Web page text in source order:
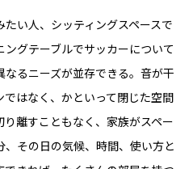
い人、シッティングスペースで
グテーブルでサッカーについて
るニーズが並存できる。音が干
はなく、かといって閉じた空間
離すこともなく、家族がスペー
その日の気候、時間、使い方と